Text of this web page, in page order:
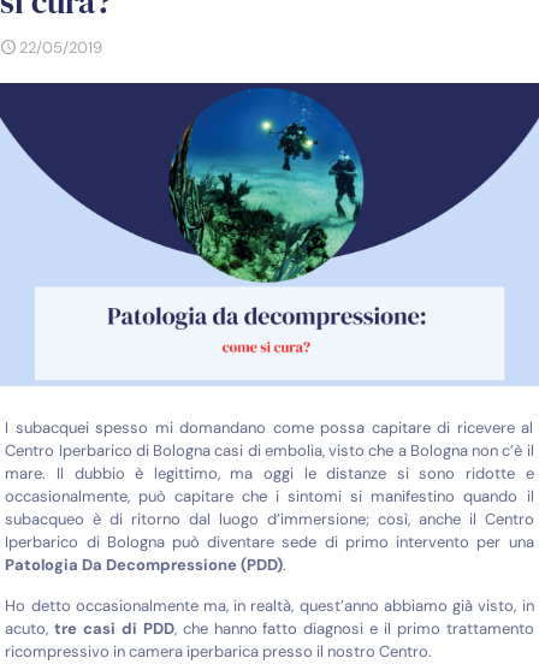
22/05/2019
I subacquei spesso mi domandano come possa capitare di ricevere al
Centro Iperbarico di Bologna casi di embolia, visto che a Bologna non c’è il
mare. Il dubbio è legittimo, ma oggi le distanze si sono ridotte e
occasionalmente, può capitare che i sintomi si manifestino quando il
subacqueo è di ritorno dal luogo d’immersione; così, anche il Centro
Iperbarico di Bologna può diventare sede di primo intervento per una
Patologia Da Decompressione (PDD).
Ho detto occasionalmente ma, in realtà, quest’anno abbiamo già visto, in
acuto,tre casi di PDD, che hanno fatto diagnosi e il primo trattamento
ricompressivo in camera iperbarica presso il nostro Centro.